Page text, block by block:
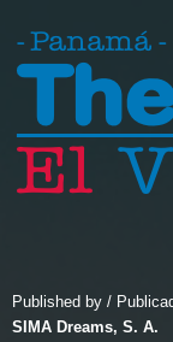
Published by /
SIMA Dreams, S. A.